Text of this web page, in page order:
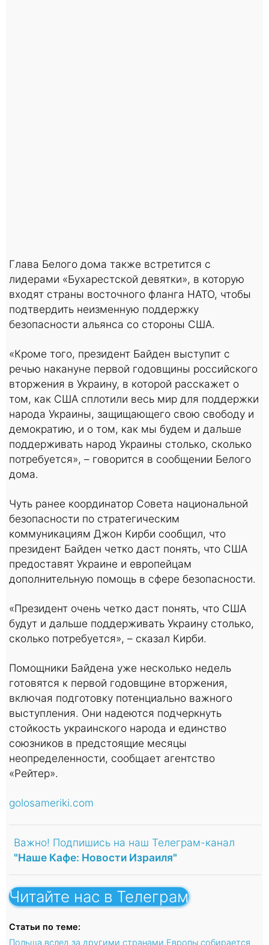
Глава Белого дома также встретится с
лидерами «Бухарестской девятки», в которую
входят страны восточного фланга НАТО, чтобы
подтвердить неизменную поддержку
безопасности альянса со стороны США.
«Кроме того, президент Байден выступит с
речью накануне первой годовщины российского
вторжения в Украину, в которой расскажет о
том, как США сплотили весь мир для поддержки
народа Украины, защищающего свою свободу и
демократию, и о том, как мы будем и дальше
поддерживать народ Украины столько, сколько
потребуется», – говорится в сообщении Белого
дома.
Чуть ранее координатор Совета национальной
безопасности по стратегическим
коммуникациям Джон Кирби сообщил, что
президент Байден четко даст понять, что США
предоставят Украине и европейцам
дополнительную помощь в сфере безопасности.
«Президент очень четко даст понять, что США
будут и дальше поддерживать Украину столько,
сколько потребуется», – сказал Кирби.
Помощники Байдена уже несколько недель
готовятся к первой годовщине вторжения,
включая подготовку потенциально важного
выступления. Они надеются подчеркнуть
стойкость украинского народа и единство
союзников в предстоящие месяцы
неопределенности, сообщает агентство
«Рейтер».
golosameriki.com
Важно! Подпишись на наш Телеграм-канал
"Наше Кафе: Новости Израиля"
Читайте нас в Телеграм
Статьи по теме:
Польша вслед за другими странами Европы собирается